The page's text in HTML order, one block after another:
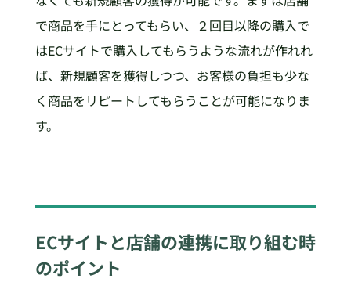
で商品を手にとってもらい、２回目以降の購入で
はECサイトで購入してもらうような流れが作れれ
ば、新規顧客を獲得しつつ、お客様の負担も少な
く商品をリピートしてもらうことが可能になりま
す。
ECサイトと店舗の連携に取り組む時
のポイント